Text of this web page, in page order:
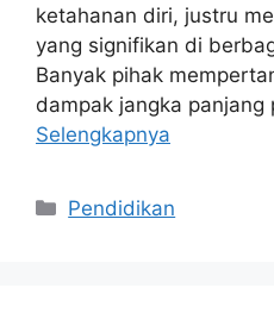
ketahanan diri, justru
yang signifikan di
Banyak pihak
dampak jangka panjang
Selengkapnya
Kategori
Pendidikan